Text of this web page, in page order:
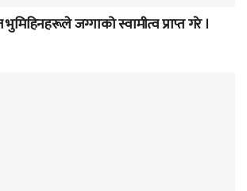
जग्गाको स्वामीत्व प्राप्त गरे ।